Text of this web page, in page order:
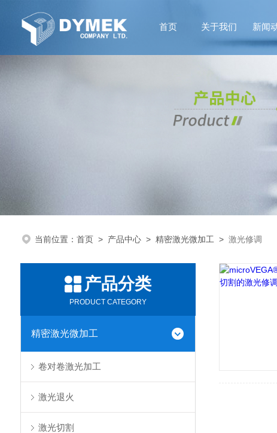
首页 关于我们 新闻
当前位置： 首页> 产品中心> 精密激光微加工 > 激光修调
产品分类
PRODUCT CATEGORY
精密激光微加工
卷对卷激光加工
激光退火
激光切割